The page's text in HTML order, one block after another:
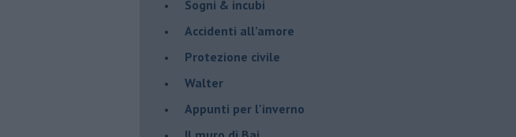
Sogni & incubi
Accidenti all’amore
Protezione civile
Walter
Appunti per l'inverno